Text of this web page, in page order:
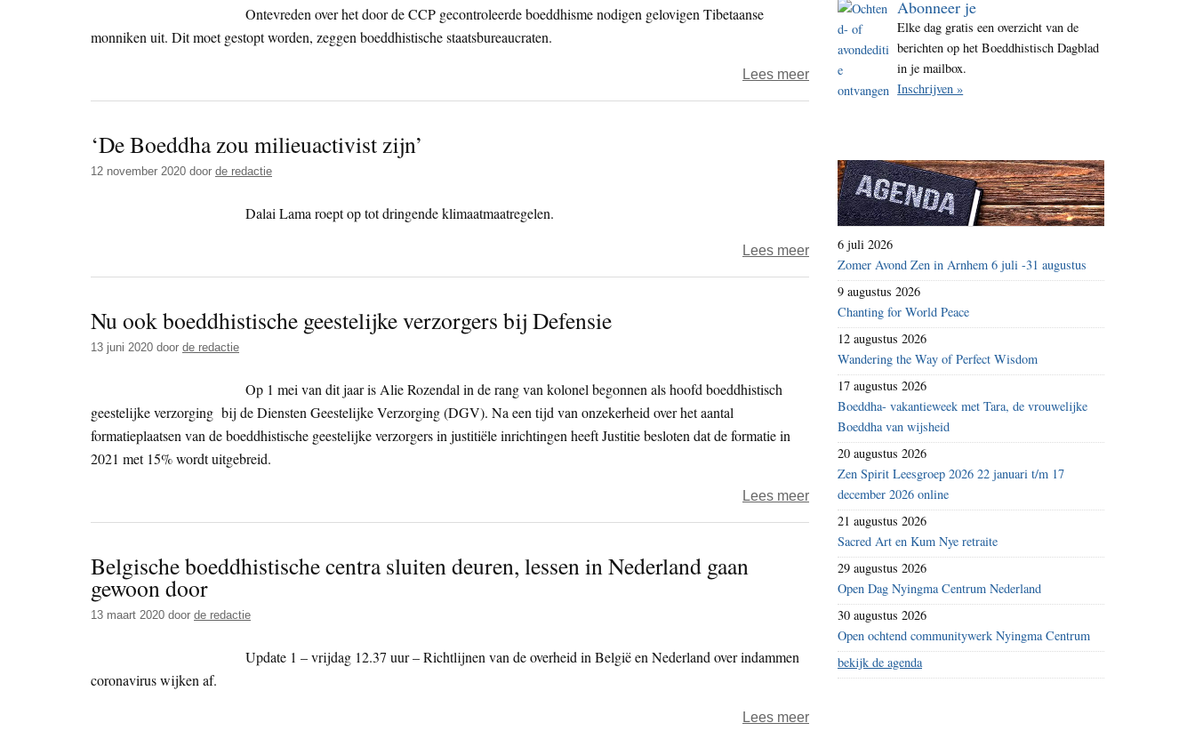
i
t
Ontevreden over het door de CCP gecontroleerde boeddhisme nodigen gelovigen Tibetaanse
monniken uit. Dit moet gestopt worden, zeggen boeddhistische staatsbureaucraten.
Lees meerover
Hardhandig
Tibetaans
boeddhisme
‘De Boeddha zou milieuactivist zijn’
12 november 2020 door de redactie
Dalai Lama roept op tot dringende klimaatmaatregelen.
Lees meerover
Boeddha
milieuactivist
Nu ook boeddhistische geestelijke verzorgers bij Defensie
13 juni 2020 door de redactie
Op 1 mei van dit jaar is Alie Rozendal in de rang van kolonel begonnen als hoofd boeddhistisch
geestelijke verzorging bij de Diensten Geestelijke Verzorging (DGV). Na een tijd van onzekerheid over het aantal
formatieplaatsen van de boeddhistische geestelijke verzorgers in justitiële inrichtingen heeft Justitie besloten dat de formatie in
2021 met 15% wordt uitgebreid.
Lees meerover
boeddhistische
geestelijke
verzorgers
Defensie
Belgische boeddhistische centra sluiten deuren, lessen in Nederland gaan
gewoon door
13 maart 2020 door de redactie
Update 1 – vrijdag 12.37 uur – Richtlijnen van de overheid in België en Nederland over indammen
coronavirus wijken af.
Lees meerover
Abonneer je
Elke dag gratis een overzicht van de
berichten op het Boeddhistisch Dagblad
in je mailbox.
Inschrijven »
6 juli 2026
Zomer Avond Zen in Arnhem 6 juli -31 augustus
9 augustus 2026
Chanting for World Peace
12 augustus 2026
Wandering the Way of Perfect Wisdom
17 augustus 2026
Boeddha- vakantieweek met Tara, de vrouwelijke
Boeddha van wijsheid
20 augustus 2026
Zen Spirit Leesgroep 2026 22 januari t/m 17
december 2026 online
21 augustus 2026
Sacred Art en Kum Nye retraite
29 augustus 2026
Open Dag Nyingma Centrum Nederland
30 augustus 2026
Open ochtend communitywerk Nyingma Centrum
bekijk de agenda